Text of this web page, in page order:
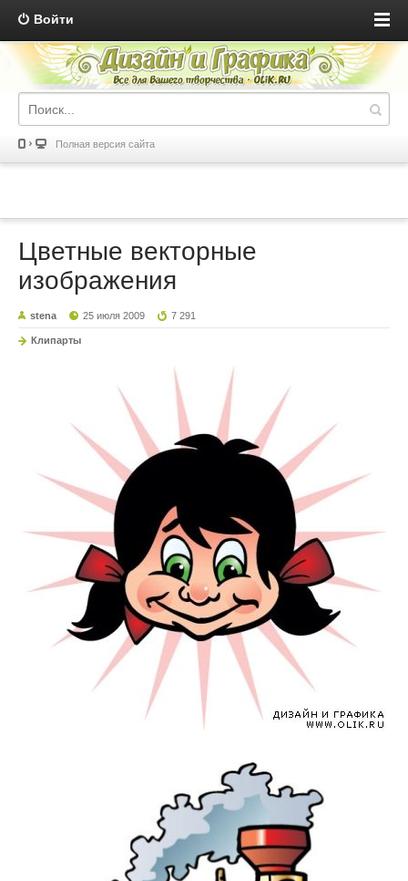
Войти
Полная версия сайта
Цветные векторные
изображения
stena 25 июля 2009 7 291
Клипарты